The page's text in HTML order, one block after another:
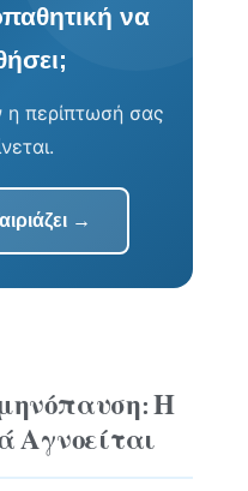
να
περίπτωσή σας
→
Η
Αγνοείται